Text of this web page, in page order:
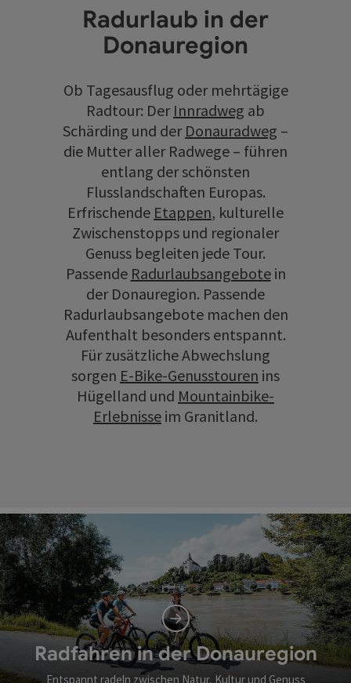
Radurlaub in der
Donauregion
Ob Tagesausflug oder mehrtägige
Radtour: Der Innradweg ab
Schärding und der Donauradweg –
die Mutter aller Radwege – führen
entlang der schönsten
Flusslandschaften Europas.
Erfrischende Etappen, kulturelle
Zwischenstopps und regionaler
Genuss begleiten jede Tour.
Passende Radurlaubsangebotein
der Donauregion. Passende
Radurlaubsangebote machen den
Aufenthalt besonders entspannt.
Für zusätzliche Abwechslung
sorgen E-Bike-Genusstouren ins
Hügelland und Mountainbike-
Erlebnisse im Granitland.
Radfahren in der Donauregion
Entspannt radeln zwischen Natur, Kultur und Genuss